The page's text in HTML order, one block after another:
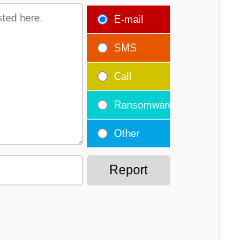
E-mail
SMS
Call
Ransomware
Other
Report